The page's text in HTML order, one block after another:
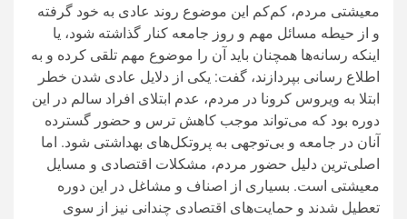
معیشتی مردم، کم‌کم این موضوع روند عادی به خود گرفته
و از حیطه مسائل مهم و روز جامعه کنار گذاشته شود، یا
اینکه رسانه‌ها همچنان باید آن را موضوع مهم تلقی کرده و به
اطلاع رسانی بپردازند، گفت: یکی از دلایل عادی شدن خطر
ابتلا به ویروس کرونا در مردم، عدم ابتلای افراد سالم در این
دوره بود که می‌تواند موجب کاهش ترس و حضور گسترده
آنان در جامعه و بی‌توجهی به پروتکل‌های بهداشتی شود. اما
اصلی‌ترین دلیل حضور مردم، مشکلات اقتصادی و مسایل
معیشتی است. بسیاری از اصناف و مشاغل در این دوره
تعطیل شدند و حمایت‌های اقتصادی چندانی نیز از سوی